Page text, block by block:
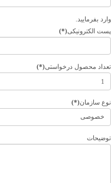
وارد بفرمایید.
پست الکترونیکی(*)
تعداد محصول درخواستی(*)
نوع سازمان(*)
توضیحات